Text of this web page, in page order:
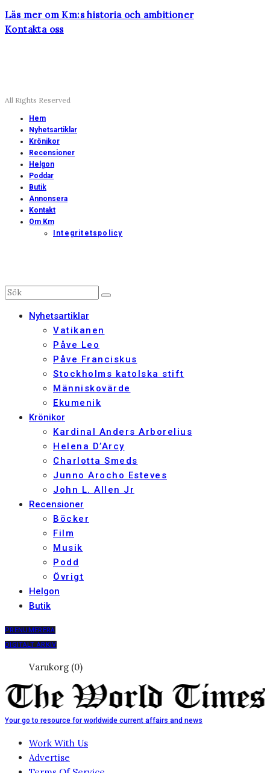
Läs mer om Km:s historia och ambitioner
Kontakta oss
All Rights Reserved
Hem
Nyhetsartiklar
Krönikor
Recensioner
Helgon
Poddar
Butik
Annonsera
Kontakt
Om Km
Integritetspolicy
Nyhetsartiklar
Vatikanen
Påve Leo
Påve Franciskus
Stockholms katolska stift
Människovärde
Ekumenik
Krönikor
Kardinal Anders Arborelius
Helena D’Arcy
Charlotta Smeds
Junno Arocho Esteves
John L. Allen Jr
Recensioner
Böcker
Film
Musik
Podd
Övrigt
Helgon
Butik
PRENUMERERA
DIGITALT ARKIV
Varukorg (0)
Your go to resource for worldwide current affairs and news
Work With Us
Advertise